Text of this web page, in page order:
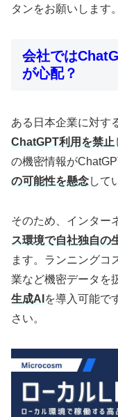
タンをお願いします。
会社では
が心配？
ある日本企業に対す
ChatGPT利用を禁止
の機密情報が
の可能性を懸念して
そのため、インター
ス環境で自社独自の
ます。ランニングコ
業など機密データを
生成AI を導入可能で
さい。